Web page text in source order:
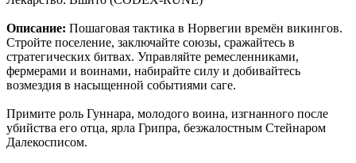
Описание: Пошаговая тактика в Норвегии времён викингов.
Стройте поселение, заключайте союзы, сражайтесь в
стратегических битвах. Управляйте ремесленниками,
фермерами и воинами, набирайте силу и добивайтесь
возмездия в насыщенной событиями саге.
Примите роль Гуннара, молодого воина, изгнанного после
убийства его отца, ярла Грипра, безжалостным Стейнаром
Далекосписом.